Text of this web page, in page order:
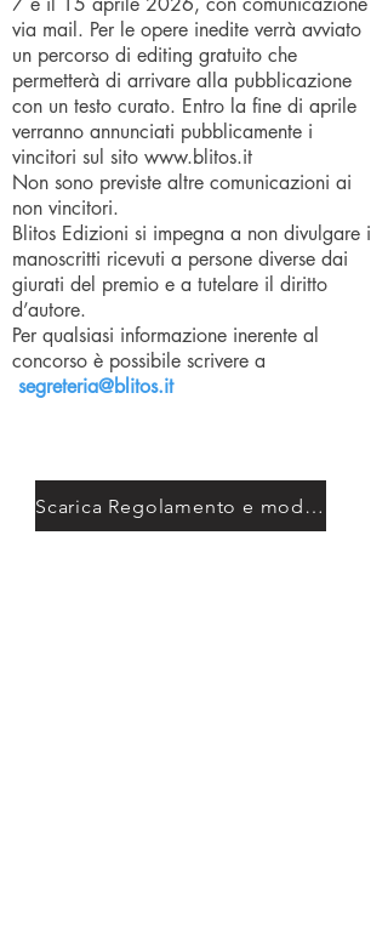
via mail. Per le opere inedite verrà avviato
un percorso di editing gratuito che
permetterà di arrivare alla pubblicazione
con un testo curato. Entro la fine di aprile
verranno annunciati pubblicamente i
vincitori sul sito www.blitos.it
Non sono previste altre comunicazioni ai
non vincitori.
Blitos Edizioni si impegna a non divulgare i
manoscritti ricevuti a persone diverse dai
giurati del premio e a tutelare il diritto
d’autore.
Per qualsiasi informazione inerente al
concorso è possibile scrivere a
segreteria@blitos.it
Scarica Regolamento e moduli iscrizione